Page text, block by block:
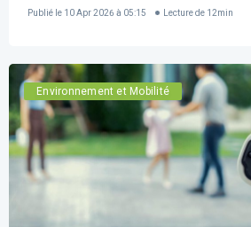
Publié le 10 Apr 2026 à 05:15 Lecture de 12min
Environnement et Mobilité